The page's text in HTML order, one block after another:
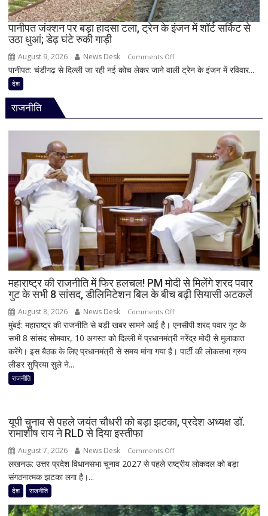
गिरफ्तार;
फोन
600
पानीपत जंक्शन पर बड़ा हादसा टला, ट्रेन के इंजन में शॉर्ट सर्किट से
उठा धुआं; डेढ़ घंटे रुकी गाड़ी
August 9, 2026 News Desk Comments Offon
पानीपत
इंजन
में
शॉर्ट
सर्किट
से
उठा
धुआं;
डेढ़
घंटे
रुकी
पानीपत: चंडीगढ़ से दिल्ली जा रही नई कोच लेकर जाने वाली ट्रेन के इंजन में रविवार...
देश
राजनीति
महाराष्ट्र की राजनीति में फिर हलचल! PM मोदी से मिलेंगे शरद पवार
गुट के सभी 8 सांसद, डीलिमिटेशन बिल के बीच बढ़ी सियासी अटकलें
August 8, 2026 News Desk Comments Offon
महाराष्ट्र
की
राजनीति
से
पवार
सभी
मुंबई: महाराष्ट्र की राजनीति से बड़ी खबर सामने आई है। एनसीपी शरद पवार गुट के
सभी 8 सांसद सोमवार, 10 अगस्त को दिल्ली में प्रधानमंत्री नरेंद्र मोदी से मुलाकात
करेंगे। इस बैठक के लिए प्रधानमंत्री से समय मांगा गया है। पार्टी की लोकसभा ग्रुप
लीडर सुप्रिया सुले ने...
राजनीति
यूपी चुनाव से पहले जयंत चौधरी को बड़ा झटका, प्रदेश अध्यक्ष डॉ.
रामाशीष राय ने RLD से दिया इस्तीफा
August 7, 2026 News Desk Comments Offon
यूपी
पहले
लखनऊ: उत्तर प्रदेश विधानसभा चुनाव 2027 से पहले राष्ट्रीय लोकदल को बड़ा
संगठनात्मक झटका लगा है।...
देश राजनीति